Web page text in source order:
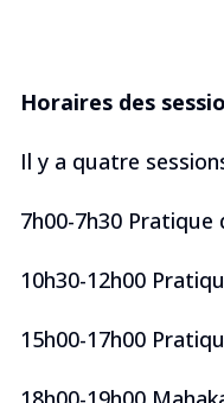
Horaires des
Il y a quatre
7h00-7h30
10h30-12h00
15h00-17h00